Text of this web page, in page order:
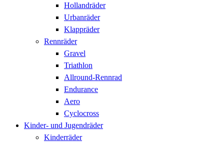
Hollandräder
Urbanräder
Klappräder
Rennräder
Gravel
Triathlon
Allround-Rennrad
Endurance
Aero
Cyclocross
Kinder- und Jugendräder
Kinderräder